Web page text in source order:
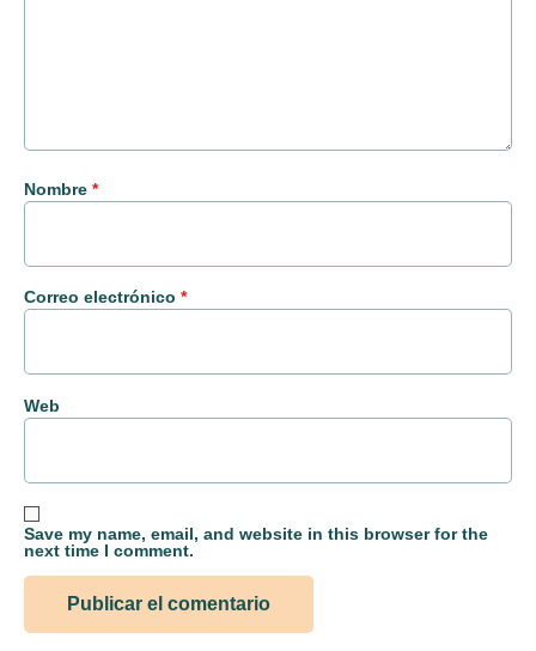
Nombre *
Correo electrónico *
Web
Save my name, email, and website in this browser for the
next time I comment.